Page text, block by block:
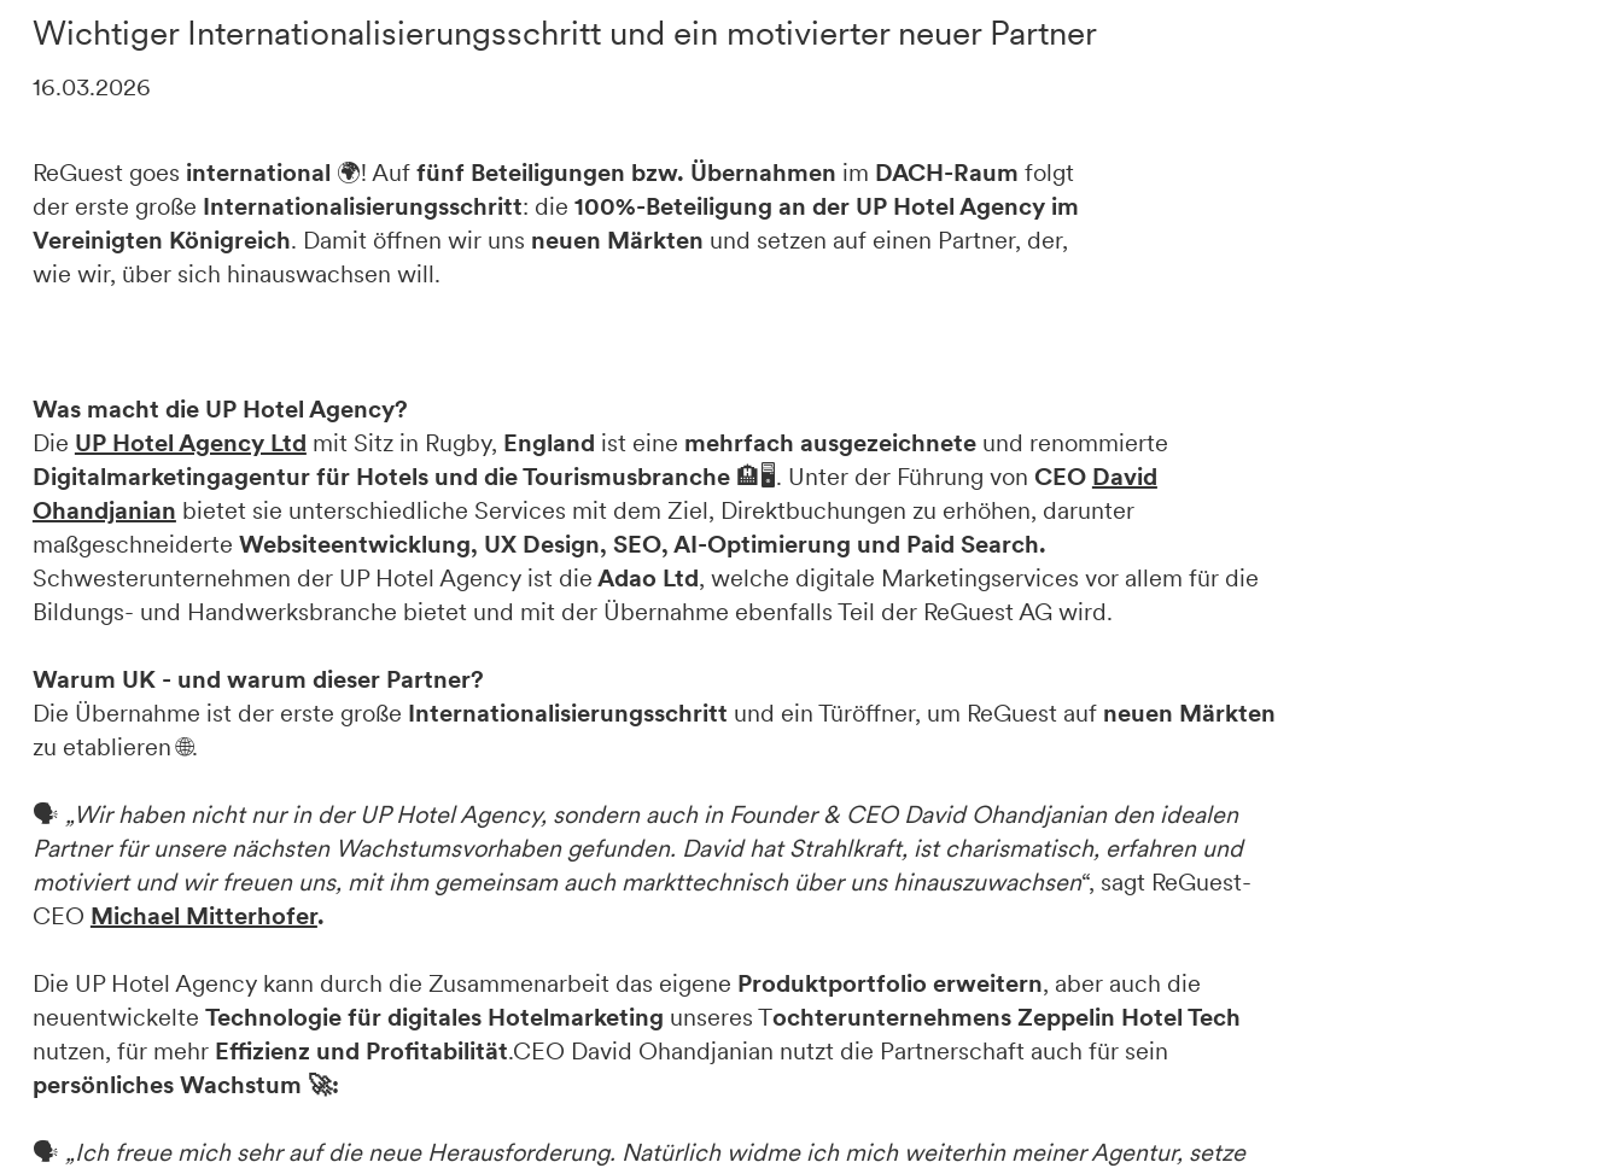
Wichtiger Internationalisierungsschritt und ein motivierter neuer Partner
16.03.2026
ReGuest goes international 🌍! Auf fünf Beteiligungen bzw. Übernahmen im DACH-Raum folgt
der erste große Internationalisierungsschritt: die 100%-Beteiligung an der UP Hotel Agency im
Vereinigten Königreich. Damit öffnen wir uns neuen Märkten und setzen auf einen Partner, der,
wie wir, über sich hinauswachsen will.
Was macht die UP Hotel Agency?
Die UP Hotel Agency Ltd mit Sitz in Rugby, England ist eine mehrfach ausgezeichneteund renommierte
Digitalmarketingagentur für Hotels und die Tourismusbranche🏨🖥️. Unter der Führung von CEO David
Ohandjanian bietet sie unterschiedliche Services mit dem Ziel, Direktbuchungen zu erhöhen, darunter
maßgeschneiderte Websiteentwicklung, UX Design, SEO, AI-Optimierung und Paid Search.
Schwesterunternehmen der UP Hotel Agency ist die Adao Ltd, welche digitale Marketingservices vor allem für die
Bildungs- und Handwerksbranche bietet und mit der Übernahme ebenfalls Teil der ReGuest AG wird.
Warum UK - und warum dieser Partner?
Die Übernahme ist der erste große Internationalisierungsschritt und ein Türöffner, um ReGuest auf neuen Märkten
zu etablieren 🌐.
🗣️ „Wir haben nicht nur in der UP Hotel Agency, sondern auch in Founder & CEO David Ohandjanian den idealen
Partner für unsere nächsten Wachstumsvorhaben gefunden. David hat Strahlkraft, ist charismatisch, erfahren und
motiviert und wir freuen uns, mit ihm gemeinsam auch markttechnisch über uns hinauszuwachsen“, sagt ReGuest-
CEO Michael Mitterhofer.
Die UP Hotel Agency kann durch die Zusammenarbeit das eigene Produktportfolio erweitern, aber auch die
neuentwickelte Technologie für digitales Hotelmarketing unseres Tochterunternehmens Zeppelin Hotel Tech
nutzen, für mehr Effizienz und Profitabilität.CEO David Ohandjanian nutzt die Partnerschaft auch für sein
persönliches Wachstum 🚀:
🗣️ „Ich freue mich sehr auf die neue Herausforderung. Natürlich widme ich mich weiterhin meiner Agentur, setze